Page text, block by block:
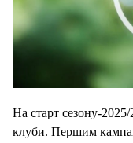
На старт сезону-
клуби. Першим